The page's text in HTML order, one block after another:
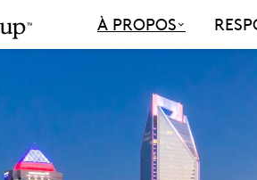
À PROPOS